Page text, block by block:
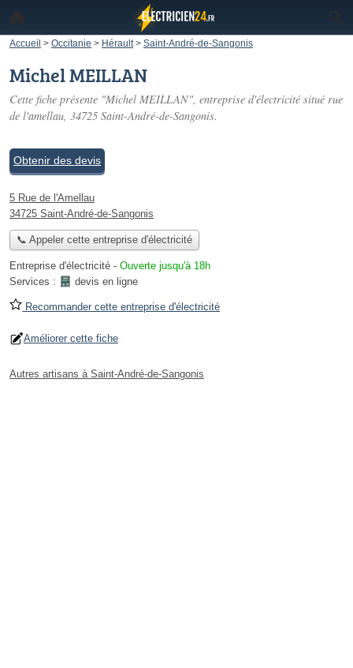
Accueil > Occitanie > Hérault > Saint-André-de-Sangonis
Michel MEILLAN
Cette fiche présente "Michel MEILLAN", entreprise d'électricité situé rue
de l'amellau, 34725 Saint-André-de-Sangonis.
Obtenir des devis
5 Rue de l'Amellau
34725 Saint-André-de-Sangonis
📞 Appeler cette entreprise d'électricité
Entreprise d'électricité - Ouverte jusqu'à 18h
Services :
devis en ligne
Recommander cette entreprise d'électricité
Améliorer cette fiche
Autres artisans à Saint-André-de-Sangonis